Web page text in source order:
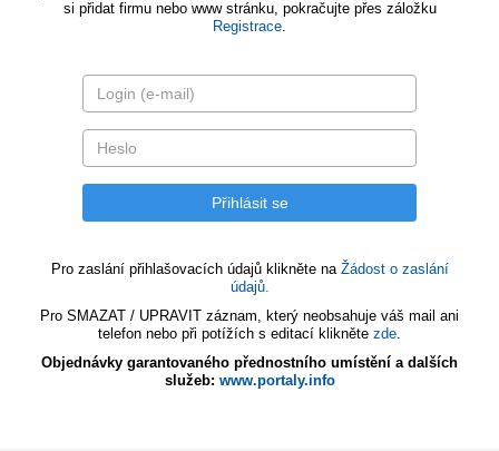
si přidat firmu nebo www stránku, pokračujte přes záložku
Registrace.
Pro zaslání přihlašovacích údajů klikněte na Žádost o zaslání
údajů.
Pro SMAZAT / UPRAVIT záznam, který neobsahuje váš mail ani
telefon nebo při potížích s editací klikněte zde.
Objednávky garantovaného přednostního umístění a dalších
služeb: www.portaly.info